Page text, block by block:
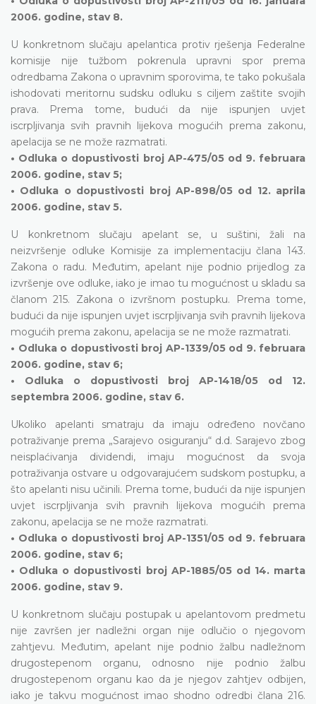
2006. godine, stav 8.
U konkretnom slučaju apelantica protiv rješenja Federalne
komisije nije tužbom pokrenula upravni spor prema
odredbama Zakona o upravnim sporovima, te tako pokušala
ishodovati meritornu sudsku odluku s ciljem zaštite svojih
prava. Prema tome, budući da nije ispunjen uvjet
iscrpljivanja svih pravnih lijekova mogućih prema zakonu,
apelacija se ne može razmatrati.
• Odluka o dopustivosti broj AP-475/05 od 9. februara
2006. godine, stav 5;
• Odluka o dopustivosti broj AP-898/05 od 12. aprila
2006. godine, stav 5.
U konkretnom slučaju apelant se, u suštini, žali na
neizvršenje odluke Komisije za implementaciju člana 143.
Zakona o radu. Međutim, apelant nije podnio prijedlog za
izvršenje ove odluke, iako je imao tu mogućnost u skladu sa
članom 215. Zakona o izvršnom postupku. Prema tome,
budući da nije ispunjen uvjet iscrpljivanja svih pravnih lijekova
mogućih prema zakonu, apelacija se ne može razmatrati.
• Odluka o dopustivosti broj AP-1339/05 od 9. februara
2006. godine, stav 6;
• Odluka o dopustivosti broj AP-1418/05 od 12.
septembra 2006. godine, stav 6.
Ukoliko apelanti smatraju da imaju određeno novčano
potraživanje prema „Sarajevo osiguranju“ d.d. Sarajevo zbog
neisplaćivanja dividendi, imaju mogućnost da svoja
potraživanja ostvare u odgovarajućem sudskom postupku, a
što apelanti nisu učinili. Prema tome, budući da nije ispunjen
uvjet iscrpljivanja svih pravnih lijekova mogućih prema
zakonu, apelacija se ne može razmatrati.
• Odluka o dopustivosti broj AP-1351/05 od 9. februara
2006. godine, stav 6;
• Odluka o dopustivosti broj AP-1885/05 od 14. marta
2006. godine, stav 9.
U konkretnom slučaju postupak u apelantovom predmetu
nije završen jer nadležni organ nije odlučio o njegovom
zahtjevu. Međutim, apelant nije podnio žalbu nadležnom
drugostepenom organu, odnosno nije podnio žalbu
drugostepenom organu kao da je njegov zahtjev odbijen,
iako je takvu mogućnost imao shodno odredbi člana 216.